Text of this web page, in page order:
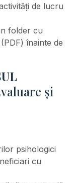
de lucru
folder cu
înainte de
și
psihologici
cu